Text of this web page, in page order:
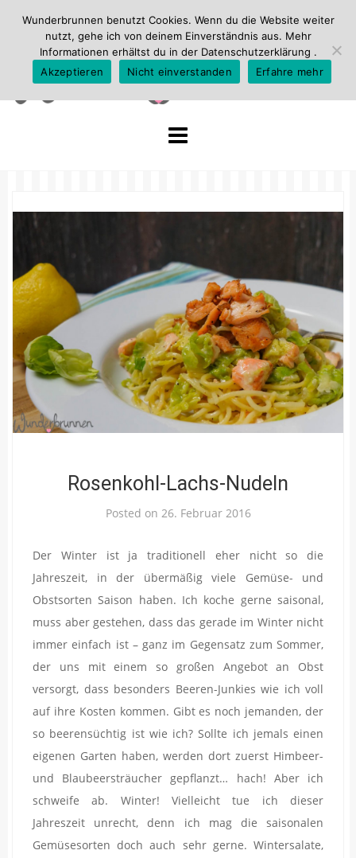
Rosenkohl-Lachs-Nudeln
Posted on 26. Februar 2016
Der Winter ist ja traditionell eher nicht so die
Jahreszeit, in der übermäßig viele Gemüse- und
Obstsorten Saison haben. Ich koche gerne saisonal,
muss aber gestehen, dass das gerade im Winter nicht
immer einfach ist – ganz im Gegensatz zum Sommer,
der uns mit einem so großen Angebot an Obst
versorgt, dass besonders Beeren-Junkies wie ich voll
auf ihre Kosten kommen. Gibt es noch jemanden, der
so beerensüchtig ist wie ich? Sollte ich jemals einen
eigenen Garten haben, werden dort zuerst Himbeer-
und Blaubeersträucher gepflanzt… hach! Aber ich
schweife ab. Winter! Vielleicht tue ich dieser
Jahreszeit unrecht, denn ich mag die saisonalen
Gemüsesorten doch auch sehr gerne. Wintersalate,
Wunderbrunnen benutzt Cookies. Wenn du die Website weiter
nutzt, gehe ich von deinem Einverständnis aus. Mehr
Informationen erhältst du in der Datenschutzerklärung .
Akzeptieren
Nicht einverstanden Erfahre mehr